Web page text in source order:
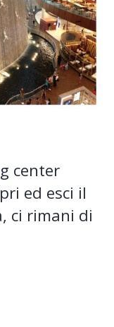
center
ed esci il
ci rimani di